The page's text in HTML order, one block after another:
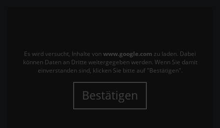
Es wird versucht, Inhalte von www.google.com zu laden. Dabei
können Daten an Dritte weitergegeben werden. Wenn Sie damit
einverstanden sind, klicken Sie bitte auf "Bestätigen".
Bestätigen